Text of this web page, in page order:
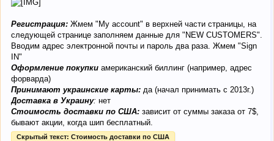
Регистрация: Жмем "My account" в верхней части страницы, на
следующей странице заполняем данные для "NEW CUSTOMERS".
Вводим адрес электронной почты и пароль два раза. Жмем "Sign
IN"
Оформление покупки американский биллинг (например, адрес
форварда)
Принимают украинские карты: да (начал принимать с 2013г.)
Доставка в Украину: нет
Стоимость доставки по США: зависит от суммы заказа от 7$,
бывают акции, когда шип бесплатный.
Скрытый текст: Стоимость доставки по США